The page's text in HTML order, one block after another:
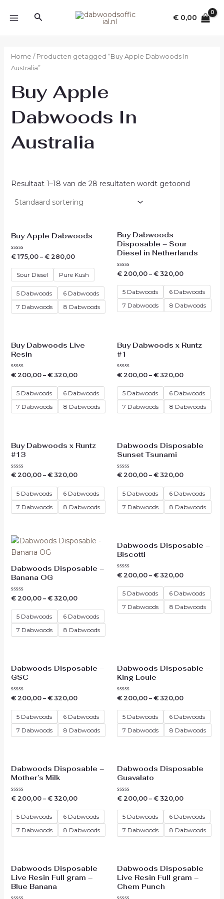
naar
Zoeken € 0,00
Home / Producten getagged “Buy Apple Dabwoods In
Australia”
Buy Apple
Dabwoods In
Australia
Resultaat 1–18 van de 28 resultaten wordt getoond
Buy Apple Dabwoods
Waardering
uit
€175,00– €280,00
Sour Diesel Pure Kush
5 Dabwoods
6 Dabwoods
7 Dabwoods
8 Dabwoods
Buy Dabwoods
Disposable – Sour
Diesel in Netherlands
Waardering
uit
€ 200,00 – € 320,00
5 Dabwoods
6 Dabwoods
7 Dabwoods
8 Dabwoods
Buy Dabwoods Live
Resin
Waardering
uit
€200,00– €320,00
5 Dabwoods
6 Dabwoods
7 Dabwoods
8 Dabwoods
Buy Dabwoods x Runtz
#1
Waardering
uit
€ 200,00 – € 320,00
5 Dabwoods
6 Dabwoods
7 Dabwoods
8 Dabwoods
Buy Dabwoods x Runtz
#13
Waardering
uit
€200,00– €320,00
5 Dabwoods
6 Dabwoods
7 Dabwoods
8 Dabwoods
Dabwoods Disposable
Sunset Tsunami
Waardering
uit
€ 200,00 – € 320,00
5 Dabwoods
6 Dabwoods
7 Dabwoods
8 Dabwoods
Dabwoods Disposable –
Banana OG
Waardering
uit
€200,00– €320,00
5 Dabwoods
6 Dabwoods
7 Dabwoods
8 Dabwoods
Dabwoods Disposable –
Biscotti
Waardering
uit
€ 200,00 – € 320,00
5 Dabwoods
6 Dabwoods
7 Dabwoods
8 Dabwoods
Dabwoods Disposable –
GSC
Waardering
uit
€200,00– €320,00
5 Dabwoods
6 Dabwoods
7 Dabwoods
8 Dabwoods
Dabwoods Disposable –
King Louie
Waardering
uit
€ 200,00 – € 320,00
5 Dabwoods
6 Dabwoods
7 Dabwoods
8 Dabwoods
Dabwoods Disposable –
Mother’s Milk
Waardering
uit
€200,00– €320,00
5 Dabwoods
6 Dabwoods
7 Dabwoods
8 Dabwoods
Dabwoods Disposable
Guavalato
Waardering
uit
€ 200,00 – € 320,00
5 Dabwoods
6 Dabwoods
7 Dabwoods
8 Dabwoods
Dabwoods Disposable
Live Resin Full gram –
Blue Banana
Dabwoods Disposable
Live Resin Full gram –
Chem Punch